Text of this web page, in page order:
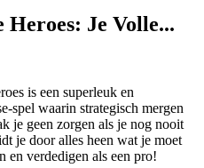
Heroes: Je Volle...
is een superleuk en
spel waarin strategisch mergen
je geen zorgen als je nog nooit
je door alles heen wat je moet
en verdedigen als een pro!